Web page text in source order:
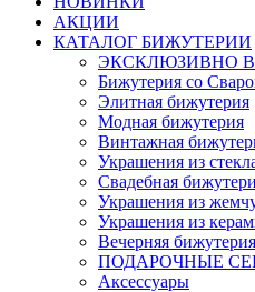
АКЦИИ
КАТАЛОГ БИЖУТЕРИИ
ЭКСКЛЮЗИВНО В
Бижутерия со
Элитная бижутерия
Модная бижутерия
Винтажная
Украшения из
Свадебная
Украшения из
Украшения из
Вечерняя бижутерия
ПОДАРОЧНЫЕ
Аксессуары